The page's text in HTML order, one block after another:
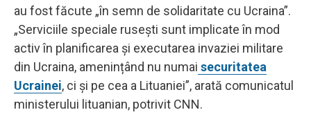
au fost făcute „în semn de solidaritate cu Ucraina”.
„Serviciile speciale rusești sunt implicate în mod
activ în planificarea și executarea invaziei militare
din Ucraina, amenințând nu numai securitatea
Ucrainei, ci și pe cea a Lituaniei”, arată comunicatul
ministerului lituanian, potrivit CNN.